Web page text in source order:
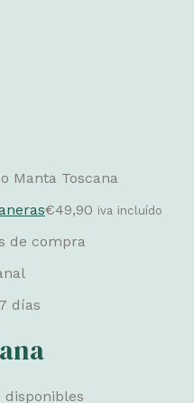
Manta Toscana
€49,90 iva incluído
de compra
días
disponibles